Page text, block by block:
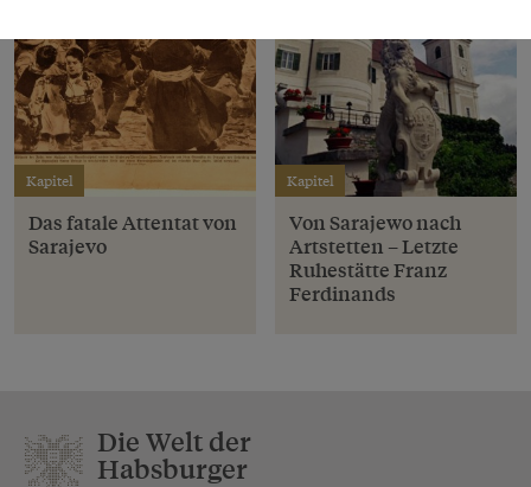
Kapitel
Das fatale Attentat von
Sarajevo
Kapitel
Von Sarajewo nach
Artstetten – Letzte
Ruhestätte Franz
Ferdinands
Die Welt der
Habsburger